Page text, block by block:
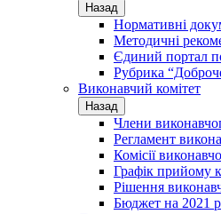
Назад
Нормативні
Методичні
Єдиний портал
Рубрика
Виконавчий комітет
Назад
Члени
Регламент
Комісії
Графік прийому
Рішення
Бюджет на 2021